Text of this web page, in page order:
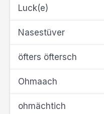
Luck(e)
Nasestüver
öfters öftersch
Ohmaach
ohmächtich